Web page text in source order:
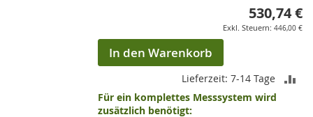
530,74 €
446,00 €
In den Warenkorb
Lieferzeit: 7-14 Tage
Für ein komplettes Messsystem wird
zusätzlich benötigt: